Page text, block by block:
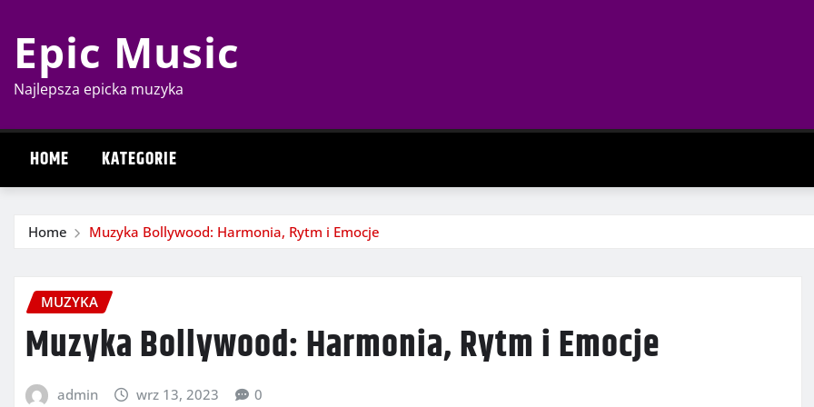
content
Epic Music
Najlepsza epicka muzyka
HOME KATEGORIE
Home Muzyka Bollywood: Harmonia, Rytm i Emocje
MUZYKA
Muzyka Bollywood: Harmonia, Rytm i Emocje
admin wrz 13, 2023 0